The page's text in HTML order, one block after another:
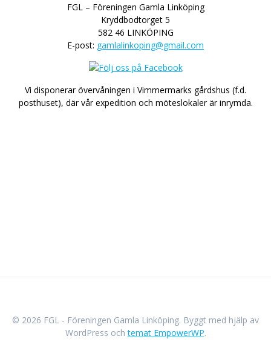
FGL – Föreningen Gamla Linköping
Kryddbodtorget 5
582 46 LINKÖPING
E-post: gamlalinkoping@gmail.com
Vi disponerar övervåningen i Vimmermarks gårdshus (f.d.
posthuset), där vår expedition och möteslokaler är inrymda.
© 2026 FGL - Föreningen Gamla Linköping. Byggt med hjälp av
WordPress ochtemat EmpowerWP.